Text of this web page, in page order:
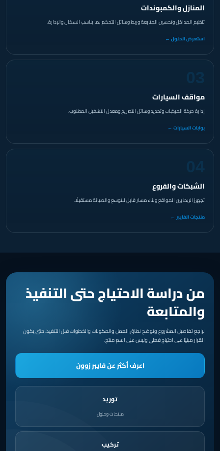
المنازل والكمبوندات
تنظيم المداخل وتحسين المتابعة وربط وسائل التحكم بما يناسب السكان والإدارة.
استعرض الحلول ←
مواقف السيارات
إدارة حركة المركبات وتحديد وسائل التصريح ومعدل التشغيل المطلوب.
بوابات السيارات ←
الشبكات والفروع
تجهيز الربط بين المواقع وبناء مسار قابل للتوسع والصيانة مستقبلًا.
منتجات الفايبر ←
من دراسة الاحتياج حتى التنفيذ
والمتابعة
نراجع تفاصيل المشروع ونوضح نطاق العمل والمكونات والخطوات قبل التنفيذ، حتى يكون
القرار مبنيًا على احتياج فعلي وليس على اسم منتج.
اعرف أكثر عن فايبر زوون
توريد
منتجات وحلول
تركيب